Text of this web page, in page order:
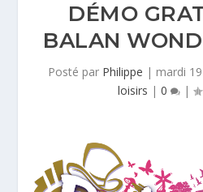
DÉMO
BALAN
Posté par Philippe | mardi
loisirs | 0 |